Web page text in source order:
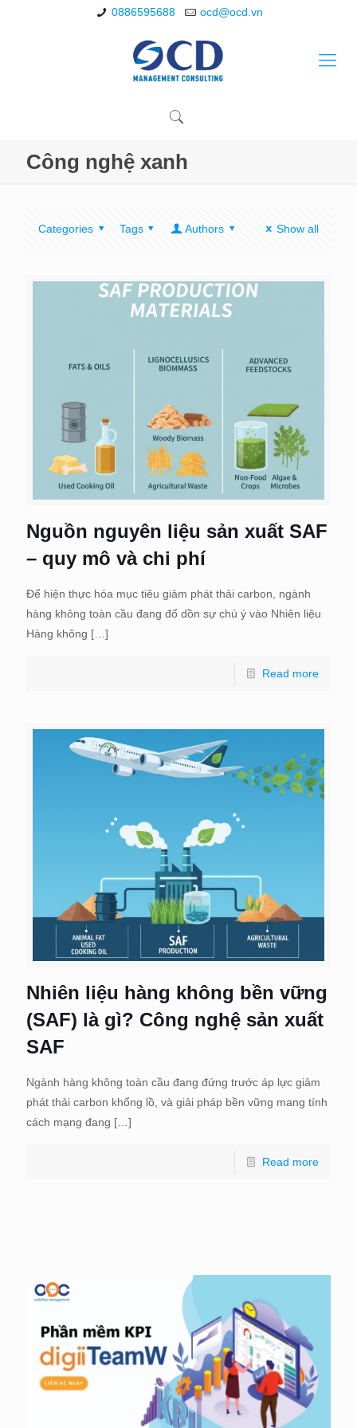
0886595688 ocd@ocd.vn
Công nghệ xanh
Categories Tags Authors Show all
Nguồn nguyên liệu sản xuất SAF
– quy mô và chi phí
Để hiện thực hóa mục tiêu giảm phát thải carbon, ngành
hàng không toàn cầu đang đổ dồn sự chú ý vào Nhiên liệu
Hàng không […]
Read more
Nhiên liệu hàng không bền vững
(SAF) là gì? Công nghệ sản xuất
SAF
Ngành hàng không toàn cầu đang đứng trước áp lực giảm
phát thải carbon khổng lồ, và giải pháp bền vững mang tính
cách mạng đang […]
Read more